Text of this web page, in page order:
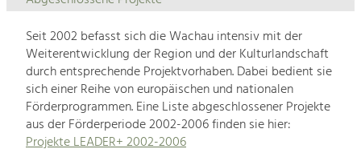
Seit 2002 befasst sich die Wachau intensiv mit der
Weiterentwicklung der Region und der Kulturlandschaft
durch entsprechende Projektvorhaben. Dabei bedient sie
sich einer Reihe von europäischen und nationalen
Förderprogrammen. Eine Liste abgeschlossener Projekte
aus der Förderperiode 2002-2006 finden sie hier:
Projekte LEADER+ 2002-2006